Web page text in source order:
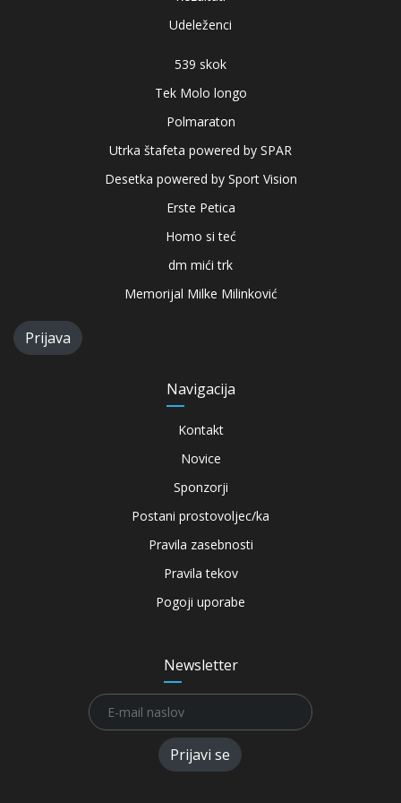
Udeleženci
539 skok
Tek Molo longo
Polmaraton
Utrka štafeta powered by SPAR
Desetka powered by Sport Vision
Erste Petica
Homo si teć
dm mići trk
Memorijal Milke Milinković
Prijava
Navigacija
Kontakt
Novice
Sponzorji
Postani prostovoljec/ka
Pravila zasebnosti
Pravila tekov
Pogoji uporabe
Newsletter
Prijavi se